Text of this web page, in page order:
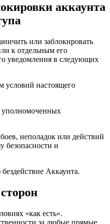
аккаунта
или заблокировать
к отдельным его
уведомления в следующих
условий настоящего
уполномоченных
неполадок или действий
безопасности и
Аккаунта.
«как есть».